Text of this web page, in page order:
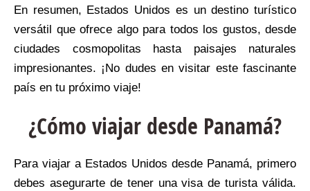
En resumen, Estados Unidos es un destino turístico
versátil que ofrece algo para todos los gustos, desde
ciudades cosmopolitas hasta paisajes naturales
impresionantes. ¡No dudes en visitar este fascinante
país en tu próximo viaje!
¿Cómo viajar desde Panamá?
Para viajar a Estados Unidos desde Panamá, primero
debes asegurarte de tener una visa de turista válida.